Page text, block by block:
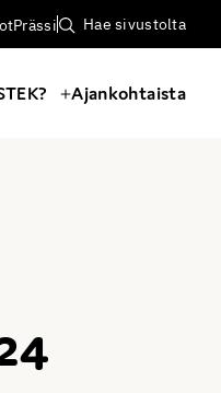
Prässi Hae sivustolta
Ajankohtaista